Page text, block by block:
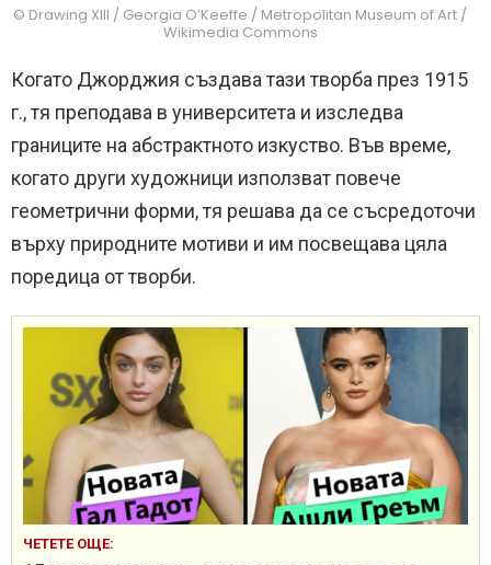
© Drawing XIII / Georgia O’Keeffe / Metropolitan Museum of Art /
Wikimedia Commons
Когато Джорджия създава тази творба през 1915
г., тя преподава в университета и изследва
границите на абстрактното изкуство. Във време,
когато други художници използват повече
геометрични форми, тя решава да се съсредоточи
върху природните мотиви и им посвещава цяла
поредица от творби.
ЧЕТЕТЕ ОЩЕ: